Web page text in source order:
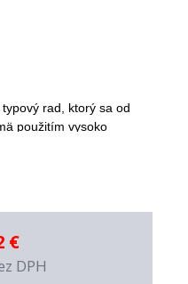
rad, ktorý sa od
použitím vysoko
a vanádu. Tieto
k čepeli je riešené
kladne Štátnou
€
DPH